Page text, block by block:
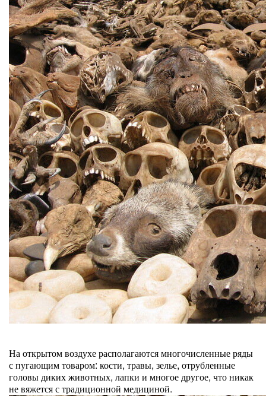
На открытом воздухе располагаются многочисленные ряды
с пугающим товаром: кости, травы, зелье, отрубленные
головы диких животных, лапки и многое другое, что никак
не вяжется с традиционной медициной.